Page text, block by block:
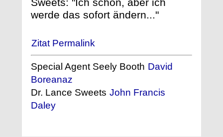
Sweets: "Ich schon, aber ich
werde das sofort ändern..."
Zitat Permalink
Special Agent Seely Booth David
Boreanaz
Dr. Lance Sweets John Francis
Daley